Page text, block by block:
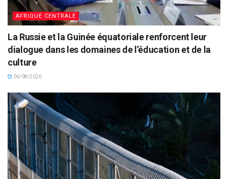
AFRIQUE CENTRALE
La Russie et la Guinée équatoriale renforcent leur
dialogue dans les domaines de l’éducation et de la
culture
06/08/2026